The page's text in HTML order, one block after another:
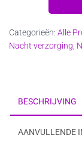
geen
Categorieën: Alle
Nacht verzorging
BESCHRIJVING
AANVULLENDE